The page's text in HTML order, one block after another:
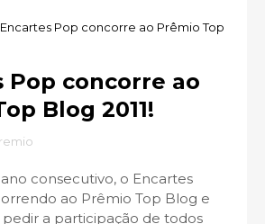
Encartes Pop concorre ao Prêmio Top
Pop concorre ao
Blog 2011!
consecutivo, o Encartes
ao Prêmio Top Blog e
a participação de todos